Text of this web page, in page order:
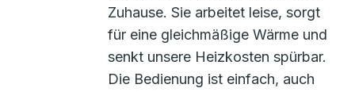
Zuhause. Sie arbeitet leise, sorgt
für eine gleichmäßige Wärme und
senkt unsere Heizkosten spürbar.
Die Bedienung ist einfach, auch